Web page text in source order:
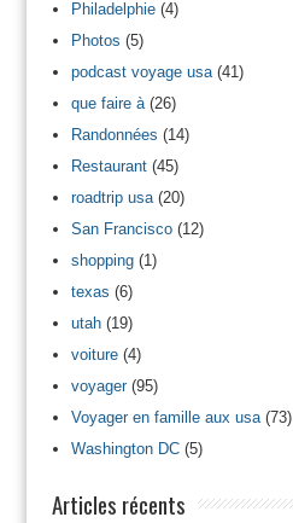
Philadelphie(4)
Photos (5)
podcast voyage usa(41)
que faire à(26)
Randonnées (14)
Restaurant(45)
roadtrip usa(20)
San Francisco(12)
shopping(1)
texas (6)
utah(19)
voiture(4)
voyager(95)
Voyager en famille aux usa(73)
Washington DC(5)
Articles récents